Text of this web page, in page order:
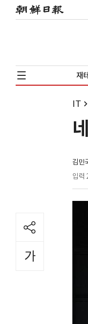
재
IT
김민
입력